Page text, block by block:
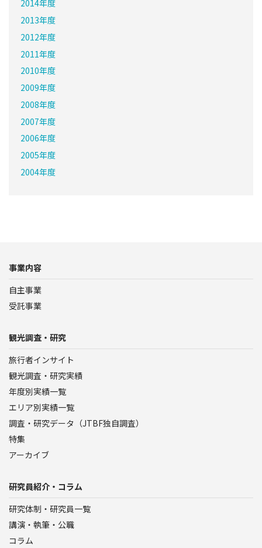
2014年度
2013年度
2012年度
2011年度
2010年度
2009年度
2008年度
2007年度
2006年度
2005年度
2004年度
事業内容
自主事業
受託事業
観光調査・研究
旅行者インサイト
観光調査・研究実績
年度別実績一覧
エリア別実績一覧
調査・研究データ（JTBF独自調査）
特集
アーカイブ
研究員紹介・コラム
研究体制・研究員一覧
講演・執筆・公職
コラム